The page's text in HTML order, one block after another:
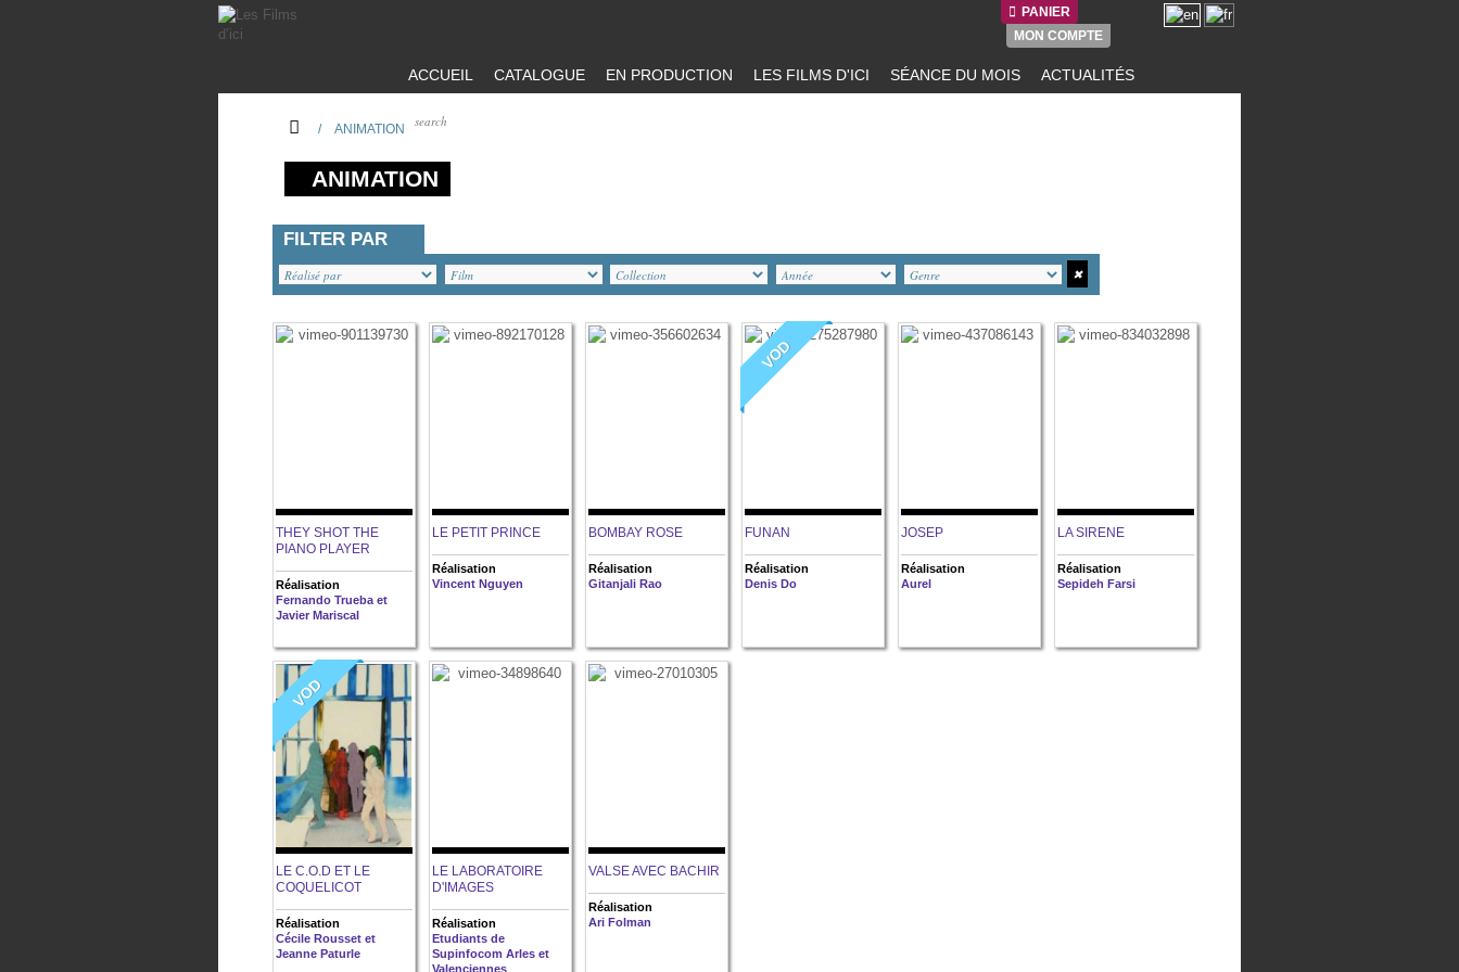
PANIER
MON COMPTE
ACCUEIL CATALOGUE EN PRODUCTION LES FILMS D'ICI SÉANCE DU MOIS ACTUALITÉS
/ ANIMATION
ANIMATION
FILTER PAR
✖
THEY SHOT THE
PIANO PLAYER
Réalisation
Fernando Trueba et
Javier Mariscal
LE PETIT PRINCE
Réalisation
Vincent Nguyen
BOMBAY ROSE
Réalisation
Gitanjali Rao
VOD
FUNAN
Réalisation
Denis Do
JOSEP
Réalisation
Aurel
LA SIRENE
Réalisation
Sepideh Farsi
VOD
LE C.O.D ET LE
COQUELICOT
Réalisation
Cécile Rousset et
Jeanne Paturle
LE LABORATOIRE
D'IMAGES
Réalisation
Etudiants de
Supinfocom Arles et
Valenciennes
VALSE AVEC BACHIR
Réalisation
Ari Folman